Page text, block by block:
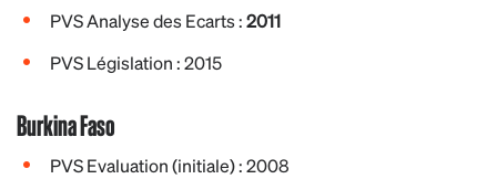
PVS Analyse des Ecarts :2011
PVS Législation : 2015
Burkina Faso
PVS Evaluation (initiale) : 2008